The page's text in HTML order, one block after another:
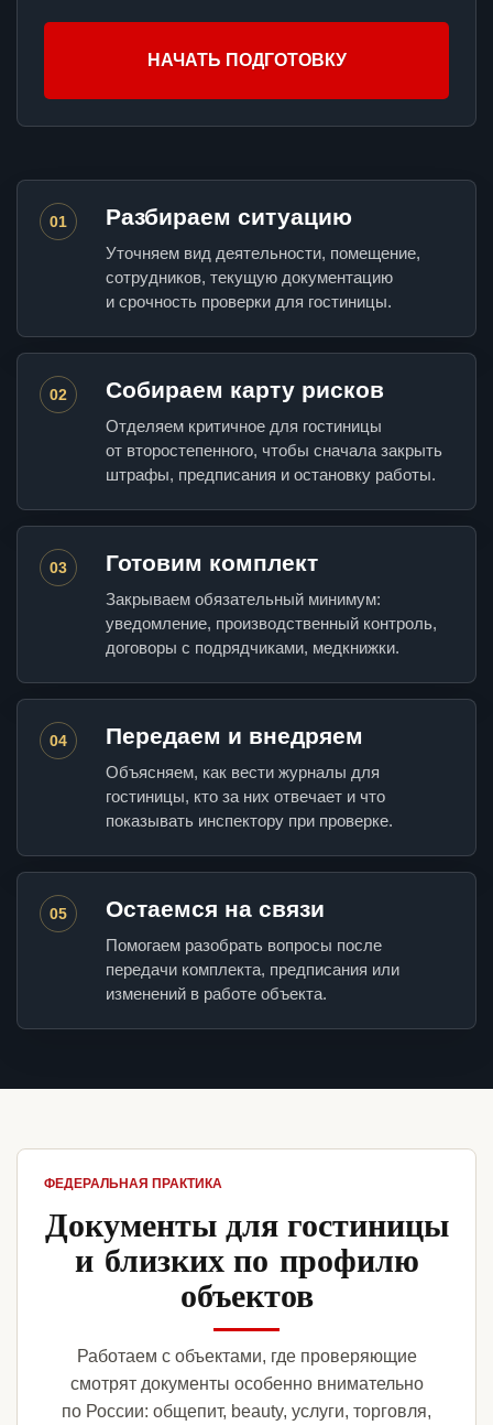
НАЧАТЬ ПОДГОТОВКУ
01 Разбираем ситуацию
Уточняем вид деятельности, помещение,
сотрудников, текущую документацию
и срочность проверки для гостиницы.
02 Собираем карту рисков
Отделяем критичное для гостиницы
от второстепенного, чтобы сначала закрыть
штрафы, предписания и остановку работы.
03 Готовим комплект
Закрываем обязательный минимум:
уведомление, производственный контроль,
договоры с подрядчиками, медкнижки.
04 Передаем и внедряем
Объясняем, как вести журналы для
гостиницы, кто за них отвечает и что
показывать инспектору при проверке.
05 Остаемся на связи
Помогаем разобрать вопросы после
передачи комплекта, предписания или
изменений в работе объекта.
ФЕДЕРАЛЬНАЯ ПРАКТИКА
Документы для гостиницы
и близких по профилю
объектов
Работаем с объектами, где проверяющие
смотрят документы особенно внимательно
по России: общепит, beauty, услуги, торговля,